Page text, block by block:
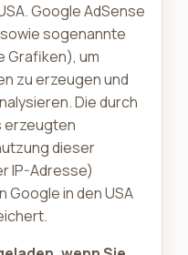
Google AdSense
sogenannte
Grafiken), um
zu erzeugen und
Die durch
erzeugten
dieser
IP-Adresse)
Google in den USA